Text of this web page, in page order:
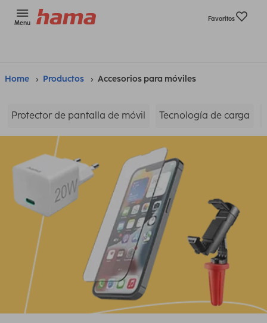
Menu
Favoritos
Home Productos Accesorios para móviles
Protector de pantalla de móvil Tecnología de carga